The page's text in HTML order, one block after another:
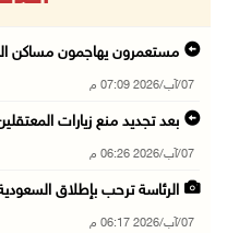
مستعمرون يهاجمون مساكن
07/آب/2026 07:09 م
بعد تجديد منع زيارات
07/آب/2026 06:26 م
الرئاسة ترحب بإطلاق
07/آب/2026 06:17 م